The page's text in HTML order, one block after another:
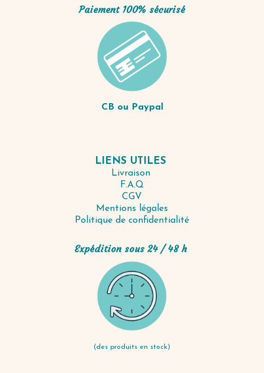
Paiement 100% sécurisé
CB ou Paypal
LIENS UTILES
Livraison
F.A.Q
CGV
Mentions légales
Politique de confidentialité
Expédition sous 24 / 48 h
(des produits en stock)